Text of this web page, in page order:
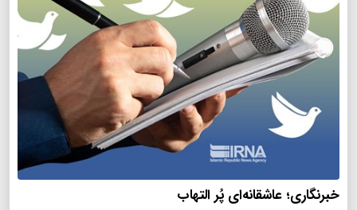
خبرنگاری؛ عاشقانه‌ای پُر التهاب